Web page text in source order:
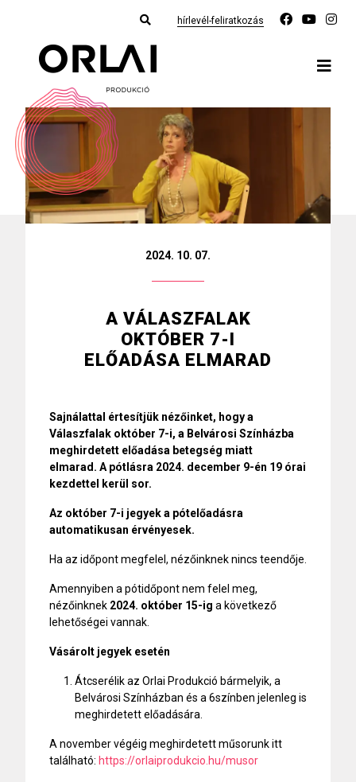
hírlevél-feliratkozás
2024. 10. 07.
A VÁLASZFALAK
OKTÓBER 7-I
ELŐADÁSA ELMARAD
Sajnálattal értesítjük nézőinket, hogy a
Válaszfalak október 7-i, a Belvárosi Színházba
meghirdetett előadása betegség miatt
elmarad. A pótlásra 2024. december 9-én 19 órai
kezdettel
kerül sor.
Az október 7-i jegyek a pótelőadásra
automatikusan érvényesek.
Ha az időpont megfelel, nézőinknek nincs teendője.
Amennyiben a pótidőpont nem felel meg,
nézőinknek 2024. október 15-ig a következő
lehetőségei vannak.
Vásárolt jegyek esetén
Átcserélik az Orlai Produkció bármelyik, a
Belvárosi Színházban és a 6színben jelenleg is
meghirdetett előadására.
A november végéig meghirdetett műsorunk itt
található: https://orlaiprodukcio.hu/musor